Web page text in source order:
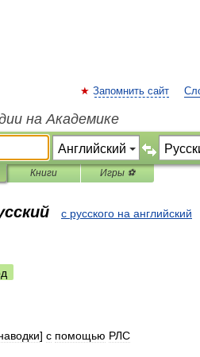
Запомнить сайт
на Академике
Книги Игры ⚽
с русского на английский
] с помощью РЛС